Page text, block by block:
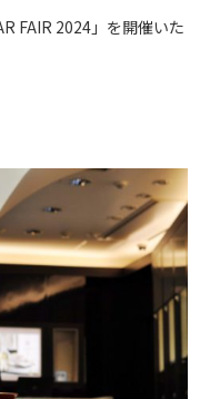
FAIR 2024」を開催いた